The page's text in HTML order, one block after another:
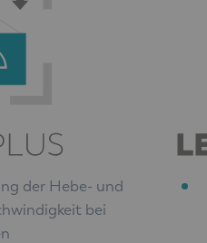
der Hebe- und
bei